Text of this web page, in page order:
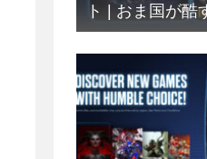
ト | おま国が酷